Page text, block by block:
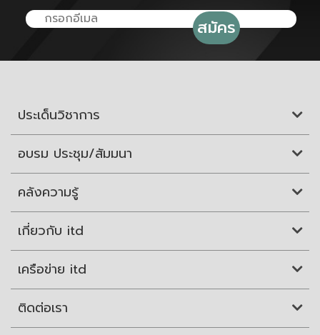
ประเด็นวิชาการ
อบรม ประชุม/สัมมนา
คลังความรู้
เกี่ยวกับ itd
เครือข่าย itd
ติดต่อเรา